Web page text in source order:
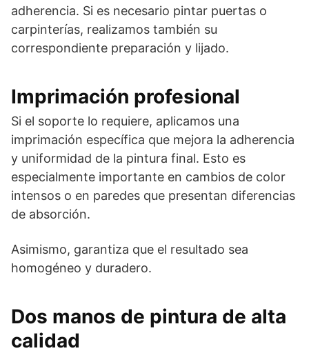
adherencia. Si es necesario pintar puertas o
carpinterías, realizamos también su
correspondiente preparación y lijado.
Imprimación profesional
Si el soporte lo requiere, aplicamos una
imprimación específica que mejora la adherencia
y uniformidad de la pintura final. Esto es
especialmente importante en cambios de color
intensos o en paredes que presentan diferencias
de absorción.
Asimismo, garantiza que el resultado sea
homogéneo y duradero.
Dos manos de pintura de alta
calidad